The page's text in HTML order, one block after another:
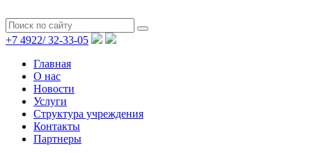
+7 4922/32-33-05
Главная
О нас
Новости
Услуги
Структура учреждения
Контакты
Партнеры